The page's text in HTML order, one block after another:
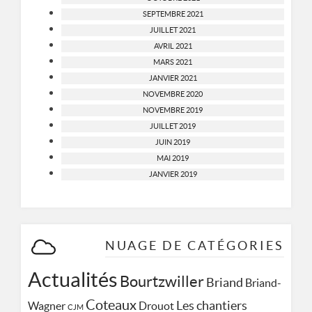
SEPTEMBRE 2021
JUILLET 2021
AVRIL 2021
MARS 2021
JANVIER 2021
NOVEMBRE 2020
NOVEMBRE 2019
JUILLET 2019
JUIN 2019
MAI 2019
JANVIER 2019
NUAGE DE CATÉGORIES
Actualités Bourtzwiller Briand Briand-
Wagner CJM Coteaux Drouot Les chantiers